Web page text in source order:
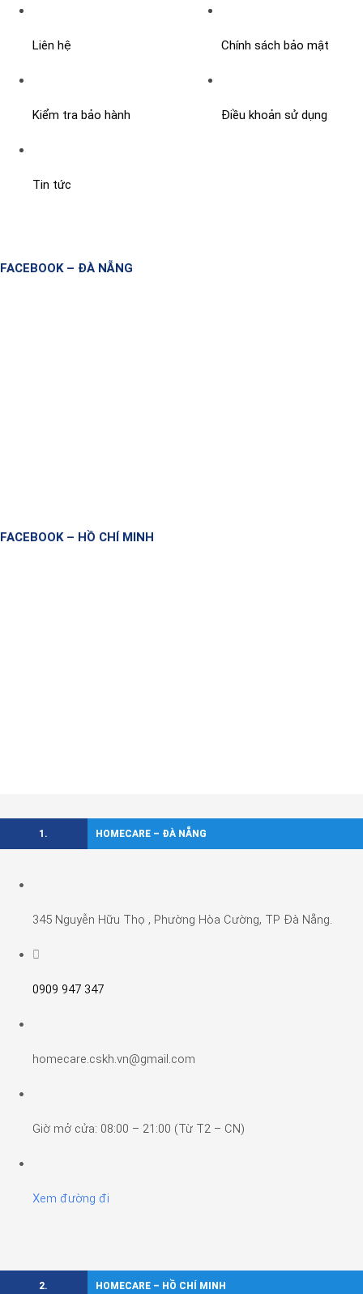
Liên hệ
Kiểm tra bảo hành
Tin tức
Chính sách bảo mật
Điều khoản sử dụng
FACEBOOK – ĐÀ NẴNG
FACEBOOK – HỒ CHÍ MINH
1. HOMECARE – ĐÀ NẴNG
345 Nguyễn Hữu Thọ , Phường Hòa Cường, TP Đà Nẵng.
0909 947 347
homecare.cskh.vn@gmail.com
Giờ mở cửa: 08:00 – 21:00 (Từ T2 – CN)
Xem đường đi
2. HOMECARE – HỒ CHÍ MINH